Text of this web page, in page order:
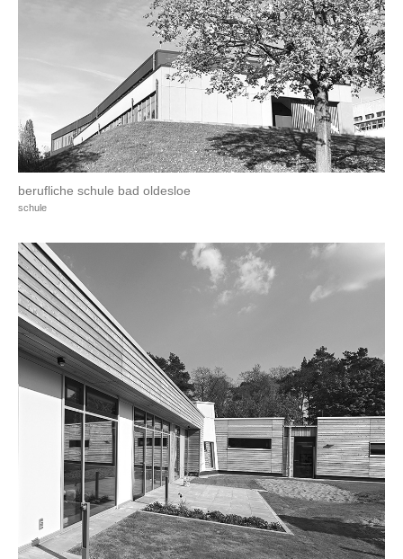
berufliche schule bad oldesloe
schule